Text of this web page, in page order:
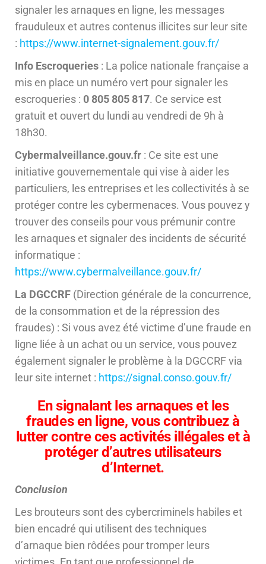
signaler les arnaques en ligne, les messages
frauduleux et autres contenus illicites sur leur site
: https://www.internet-signalement.gouv.fr/
Info Escroqueries : La police nationale française a
mis en place un numéro vert pour signaler les
escroqueries : 0 805 805 817. Ce service est
gratuit et ouvert du lundi au vendredi de 9h à
18h30.
Cybermalveillance.gouv.fr : Ce site est une
initiative gouvernementale qui vise à aider les
particuliers, les entreprises et les collectivités à se
protéger contre les cybermenaces. Vous pouvez y
trouver des conseils pour vous prémunir contre
les arnaques et signaler des incidents de sécurité
informatique :
https://www.cybermalveillance.gouv.fr/
La DGCCRF (Direction générale de la concurrence,
de la consommation et de la répression des
fraudes) : Si vous avez été victime d’une fraude en
ligne liée à un achat ou un service, vous pouvez
également signaler le problème à la DGCCRF via
leur site internet : https://signal.conso.gouv.fr/
En signalant les arnaques et les
fraudes en ligne, vous contribuez à
lutter contre ces activités illégales et à
protéger d’autres utilisateurs
d’Internet.
Conclusion
Les brouteurs sont des cybercriminels habiles et
bien encadré qui utilisent des techniques
d’arnaque bien rôdées pour tromper leurs